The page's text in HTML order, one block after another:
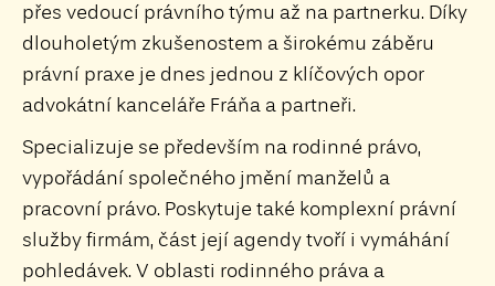
přes vedoucí právního týmu až na partnerku. Díky
dlouholetým zkušenostem a širokému záběru
právní praxe je dnes jednou z klíčových opor
advokátní kanceláře Fráňa a partneři.
Specializuje se především na rodinné právo,
vypořádání společného jmění manželů a
pracovní právo. Poskytuje také komplexní právní
služby firmám, část její agendy tvoří i vymáhání
pohledávek. V oblasti rodinného práva a